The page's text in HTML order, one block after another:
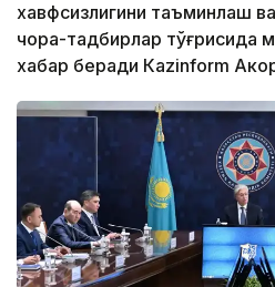
хавфсизлигини таъминлаш
чора-тадбирлар тўғрисида
хабар беради Каzinform